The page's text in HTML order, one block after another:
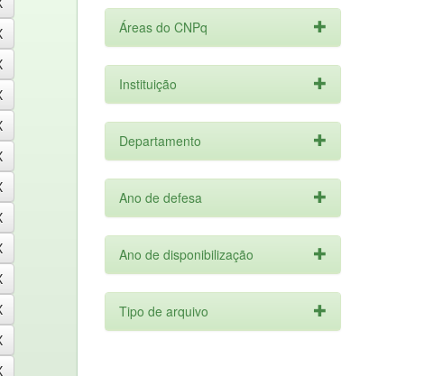
Áreas do CNPq
Instituição
Departamento
Ano de defesa
Ano de disponibilização
Tipo de arquivo